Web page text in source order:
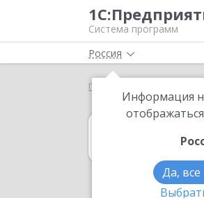
Система программ
Россия
Информация
Да,
Главная
в